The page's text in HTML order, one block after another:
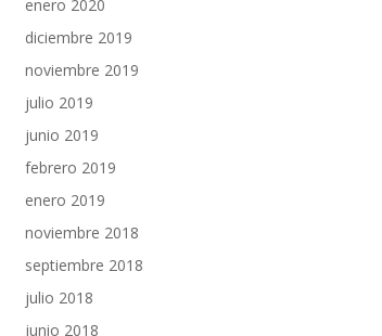
enero 2020
diciembre 2019
noviembre 2019
julio 2019
junio 2019
febrero 2019
enero 2019
noviembre 2018
septiembre 2018
julio 2018
junio 2018